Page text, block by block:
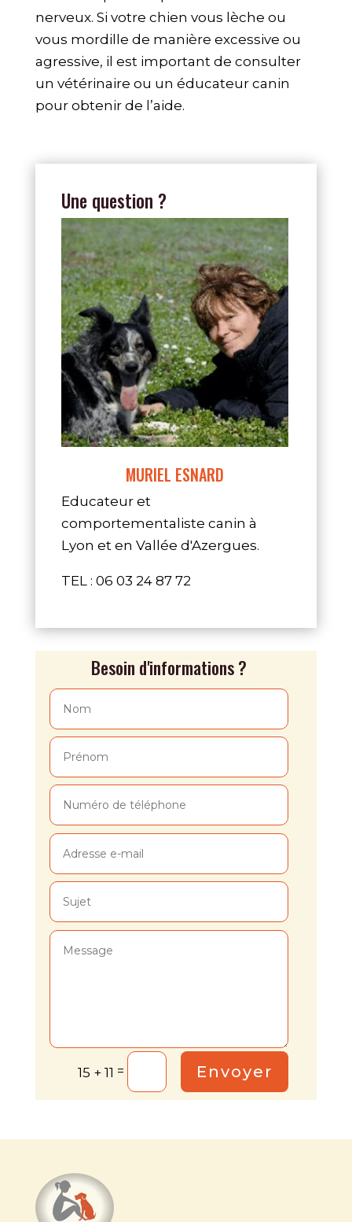
nerveux. Si votre chien vous lèche ou
vous mordille de manière excessive ou
agressive, il est important de consulter
un vétérinaire ou un éducateur canin
pour obtenir de l’aide.
Une question ?
MURIEL ESNARD
Educateur et
comportementaliste canin à
Lyon et en Vallée d'Azergues.
TEL : 06 03 24 87 72
Besoin d'informations ?
15 + 11 = Envoyer